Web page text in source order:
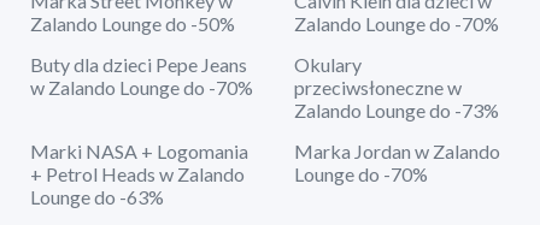
Zalando Lounge do -50%
Zalando Lounge do -70%
Buty dla dzieci Pepe Jeans
w Zalando Lounge do -70%
Okulary
przeciwsłoneczne w
Zalando Lounge do -73%
Marki NASA + Logomania
+ Petrol Heads w Zalando
Lounge do -63%
Marka Jordan w Zalando
Lounge do -70%